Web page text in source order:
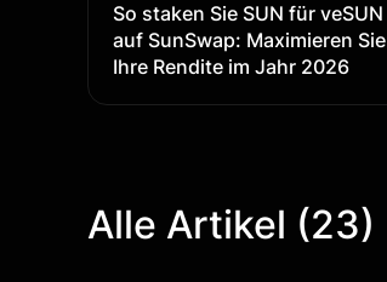
So staken Sie SUN für veSUN
auf SunSwap: Maximieren Sie
Ihre Rendite im Jahr 2026
Alle Artikel (23)